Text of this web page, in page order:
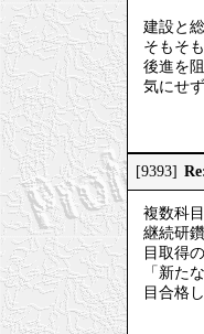
建設と
そもそ
後進を
気にせ
[9393]
複数科
継続研
目取得
「新た
目合格